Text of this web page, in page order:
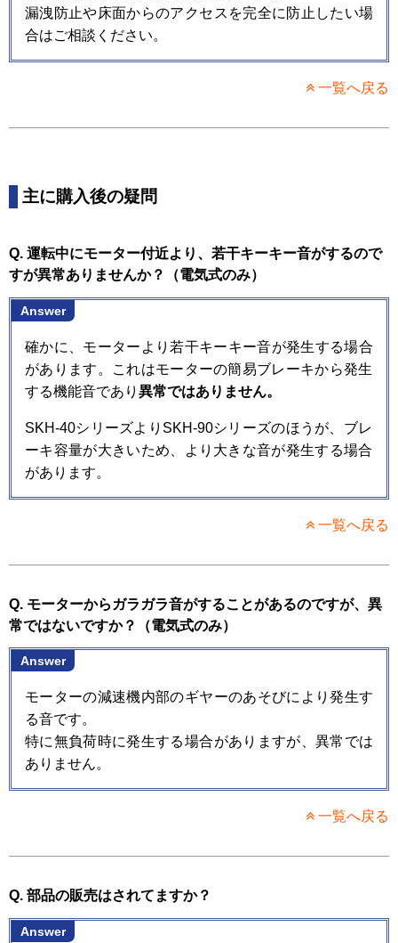
漏洩防止や床面からのアクセスを完全に防止したい場
合はご相談ください。
一覧へ戻る
主に購入後の疑問
Q. 運転中にモーター付近より、若干キーキー音がするので
すが異常ありませんか？（電気式のみ）
Answer
確かに、モーターより若干キーキー音が発生する場合
があります。これはモーターの簡易ブレーキから発生
する機能音であり 異常ではありません。
SKH-40シリーズよりSKH-90シリーズのほうが、ブレ
ーキ容量が大きいため、より大きな音が発生する場合
があります。
一覧へ戻る
Q. モーターからガラガラ音がすることがあるのですが、異
常ではないですか？（電気式のみ）
Answer
モーターの減速機内部のギヤーのあそびにより発生す
る音です。
特に無負荷時に発生する場合がありますが、異常では
ありません。
一覧へ戻る
Q. 部品の販売はされてますか？
Answer